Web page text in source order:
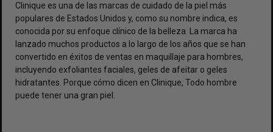
Clinique es una de las marcas de cuidado de la piel más
populares de Estados Unidos y, como su nombre indica, es
conocida por su enfoque clínico de la belleza. La marca ha
lanzado muchos productos a lo largo de los años que se han
convertido en éxitos de ventas en maquillaje para hombres,
incluyendo exfoliantes faciales, geles de afeitar o geles
hidratantes. Porque cómo dicen en Clinique, Todo hombre
puede tener una gran piel.